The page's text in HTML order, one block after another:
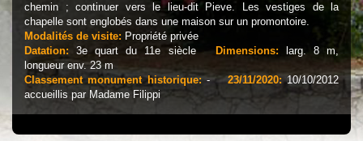
chemin ; continuer vers le lieu-dit Pieve. Les vestiges de la
chapelle sont englobés dans une maison sur un promontoire.
Modalités de visite: Propriété privée
Datation:3e quart du 11e siècle Dimensions:
larg. 8 m,
longueur env. 23 m
Classement monument historique:- 23/11/2020:10/10/2012
accueillis par Madame Filippi